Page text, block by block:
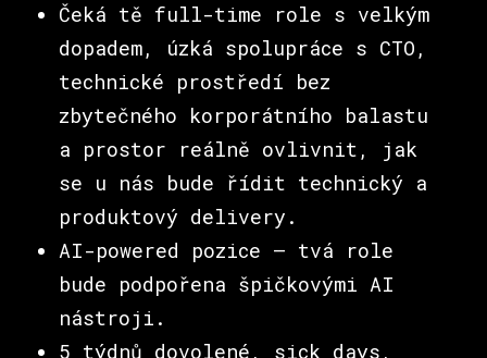
Čeká tě full-time role s velkým
dopadem, úzká spolupráce s CTO,
technické prostředí bez
zbytečného korporátního balastu
a prostor reálně ovlivnit, jak
se u nás bude řídit technický a
produktový delivery.
AI-powered pozice – tvá role
bude podpořena špičkovými AI
nástroji.
5 týdnů dovolené, sick days,